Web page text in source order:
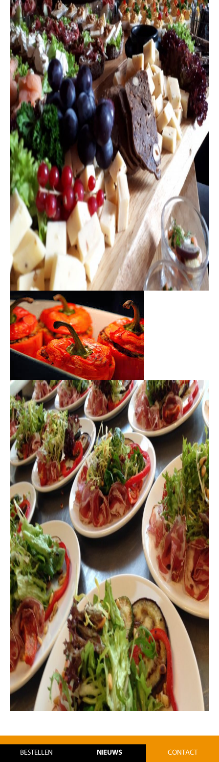
BESTELLEN NIEUWS CONTACT
Contact